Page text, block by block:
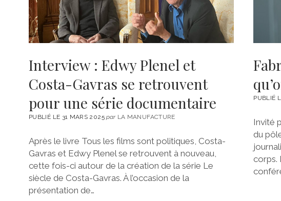
Interview : Edwy Plenel et
Costa-Gavras se retrouvent
pour une série documentaire
PUBLIÉ LE 31 MARS 2025parLA MANUFACTURE
Après le livre Tous les films sont politiques, Costa-
Gavras et Edwy Plenel se retrouvent à nouveau,
cette fois-ci autour de la création de la série Le
siècle de Costa-Gavras. À l’occasion de la
présentation de…
PUBLIÉ
Invité
du
corps.